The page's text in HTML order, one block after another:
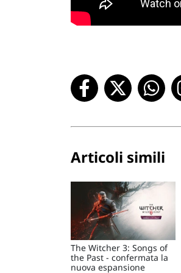
Articoli simili
The Witcher 3: Songs of
the Past - confermata la
nuova espansione